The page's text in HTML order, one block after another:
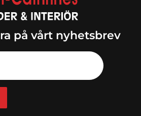
på vårt nyhetsbrev